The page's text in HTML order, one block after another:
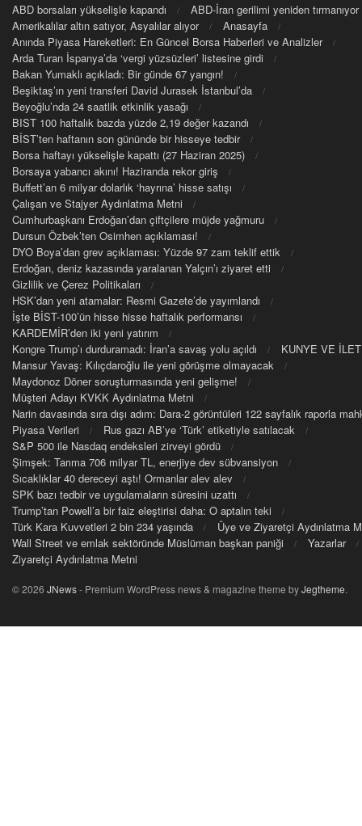
ABD borsaları yükselişle kapandı
ABD-İran gerilimi yeniden tırmanıyor
Amerikalılar altın satıyor, Asyalılar alıyor
Anasayfa
Anında Piyasa Hareketleri: En Güncel Borsa Haberleri ve Analizler
Arda Turan İspanya’da ‘vergi yüzsüzleri’ listesine girdi
Bakan Yumaklı açıkladı: Bir günde 67 yangın!
Beşiktaş’ın yeni transferi David Jurasek İstanbul’da
Beyoğlu’nda 24 saatlik etkinlik yasağı
BIST 100 haftalık bazda yüzde 2,19 değer kazandı
BİST’ten haftanın son gününde bir hisseye tedbir
Borsa haftayı yükselişle kapattı (27 Haziran 2025)
Borsaya yabancı akını! Haziranda rekor giriş
Buffett’an 6 milyar dolarlık ‘hayrına’ hisse satışı
Çalışan ve Stajyer Aydınlatma Metni
Cumhurbaşkanı Erdoğan’dan çiftçilere müjde yağmuru
Dursun Özbek’ten Osimhen açıklaması!
DYO Boya’dan grev açıklaması: Yüzde 97 zam teklif ettik
Erdoğan, deniz kazasında yaralanan Yalçın’ı ziyaret etti
Gizlilik ve Çerez Politikaları
HSK’dan yeni atamalar: Resmi Gazete’de yayımlandı
İşte BİST-100’ün hisse hisse haftalık performansı
KARDEMİR’den iki yeni yatırım
Kongre Trump’ı durduramadı: İran’a savaş yolu açıldı
KUNYE VE
Mansur Yavaş: Kılıçdaroğlu ile yeni görüşme olmayacak
Maydonoz Döner soruşturmasında yeni gelişme!
Müşteri Adayı KVKK Aydınlatma Metni
Narin davasında sıra dışı adım: Dara-2 görüntüleri 122 sayfalık raporla
Piyasa Verileri
Rus gazı AB’ye ‘Türk’ etiketiyle satılacak
S&P 500 ile Nasdaq endeksleri zirveyi gördü
Şimşek: Tarıma 706 milyar TL, enerjiye dev sübvansiyon
Sıcaklıklar 40 dereceyi aştı! Ormanlar alev alev
SPK bazı tedbir ve uygulamaların süresini uzattı
Trump’tan Powell’a bir faiz eleştirisi daha: O aptalın teki
Türk Kara Kuvvetleri 2 bin 234 yaşında
Üye ve Ziyaretçi Aydınlatma
Wall Street ve emlak sektöründe Müslüman başkan paniği
Yazarlar
Ziyaretçi Aydınlatma Metni
© 2026 JNews- Premium WordPress news & magazine theme byJegtheme.